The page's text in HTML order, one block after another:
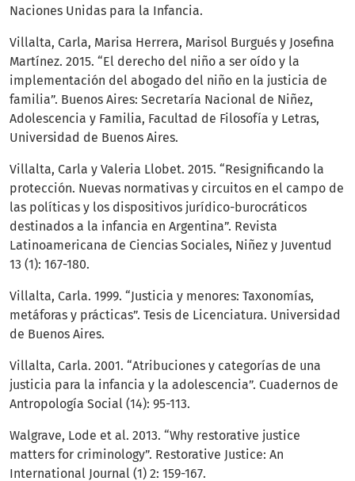
Naciones Unidas para la Infancia.
Villalta, Carla, Marisa Herrera, Marisol Burgués y Josefina
Martínez. 2015. “El derecho del niño a ser oído y la
implementación del abogado del niño en la justicia de
familia”. Buenos Aires: Secretaría Nacional de Niñez,
Adolescencia y Familia, Facultad de Filosofía y Letras,
Universidad de Buenos Aires.
Villalta, Carla y Valeria Llobet. 2015. “Resignificando la
protección. Nuevas normativas y circuitos en el campo de
las políticas y los dispositivos jurídico-burocráticos
destinados a la infancia en Argentina”. Revista
Latinoamericana de Ciencias Sociales, Niñez y Juventud
13 (1): 167-180.
Villalta, Carla. 1999. “Justicia y menores: Taxonomías,
metáforas y prácticas”. Tesis de Licenciatura. Universidad
de Buenos Aires.
Villalta, Carla. 2001. “Atribuciones y categorías de una
justicia para la infancia y la adolescencia”. Cuadernos de
Antropología Social (14): 95-113.
Walgrave, Lode et al. 2013. “Why restorative justice
matters for criminology”. Restorative Justice: An
International Journal (1) 2: 159-167.